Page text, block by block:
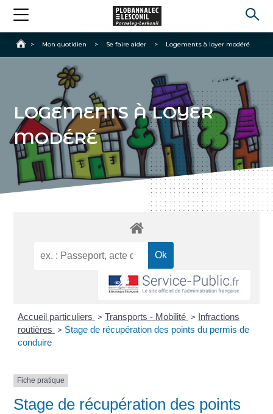
Accueil
> Mon quotidien > Se faire aider > Logements à loyer modéré
LOGEMENTS À LOYER
MODÉRÉ
Accueil particuliers > Transports - Mobilité > Infractions
routières
> Stage de récupération des points du permis de
conduire
Fiche pratique
Stage de récupération des points